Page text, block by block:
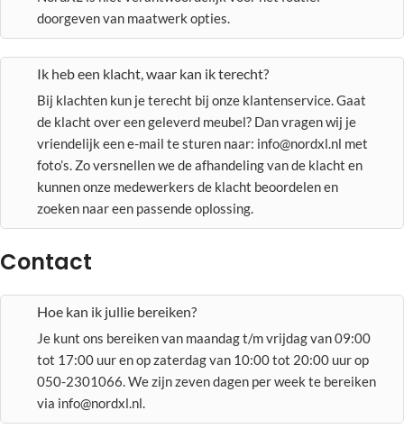
doorgeven van maatwerk opties.
Ik heb een klacht, waar kan ik terecht?
Bij klachten kun je terecht bij onze klantenservice. Gaat
de klacht over een geleverd meubel? Dan vragen wij je
vriendelijk een e-mail te sturen naar: info@nordxl.nl met
foto’s. Zo versnellen we de afhandeling van de klacht en
kunnen onze medewerkers de klacht beoordelen en
zoeken naar een passende oplossing.
Contact
Hoe kan ik jullie bereiken?
Je kunt ons bereiken van maandag t/m vrijdag van 09:00
tot 17:00 uur en op zaterdag van 10:00 tot 20:00 uur op
050-2301066. We zijn zeven dagen per week te bereiken
via info@nordxl.nl.